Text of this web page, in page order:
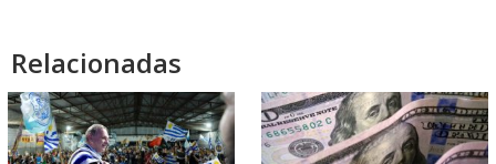
Relacionadas